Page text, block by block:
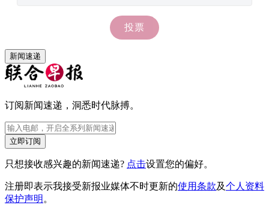
新闻速递
订阅新闻速递，洞悉时代脉搏。
立即订阅
只想接收感兴趣的新闻速递? 点击设置您的偏好。
注册即表示我接受新报业媒体不时更新的使用条款及个人资料
保护声明。